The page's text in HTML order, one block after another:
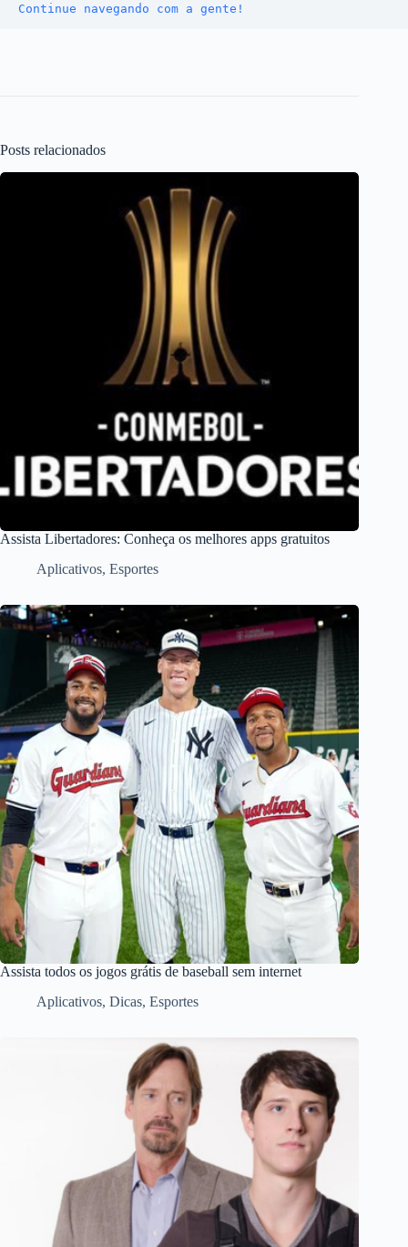
Continue navegando com a gente!
Posts relacionados
Assista Libertadores: Conheça os melhores apps gratuitos
Aplicativos, Esportes
Assista todos os jogos grátis de baseball sem internet
Aplicativos, Dicas, Esportes